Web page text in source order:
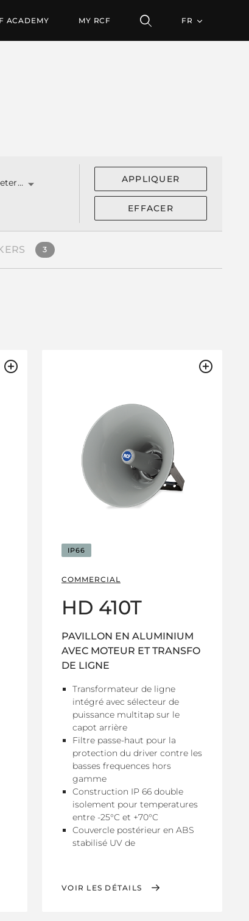
ACADEMY MY RCF FR
Dome Tweeter (") APPLIQUER
EFFACER
3
IP66
COMMERCIAL
HD 410T
PAVILLON EN ALUMINIUM
AVEC MOTEUR ET TRANSFO
DE LIGNE
Transformateur de ligne
intégré avec sélecteur de
puissance multitap sur le
capot arrière
Filtre passe-haut pour la
protection du driver contre les
basses frequences hors
gamme
Construction IP 66 double
isolement pour temperatures
entre -25°C et +70°C
Couvercle postérieur en ABS
stabilisé UV de
VOIR LES DÉTAILS